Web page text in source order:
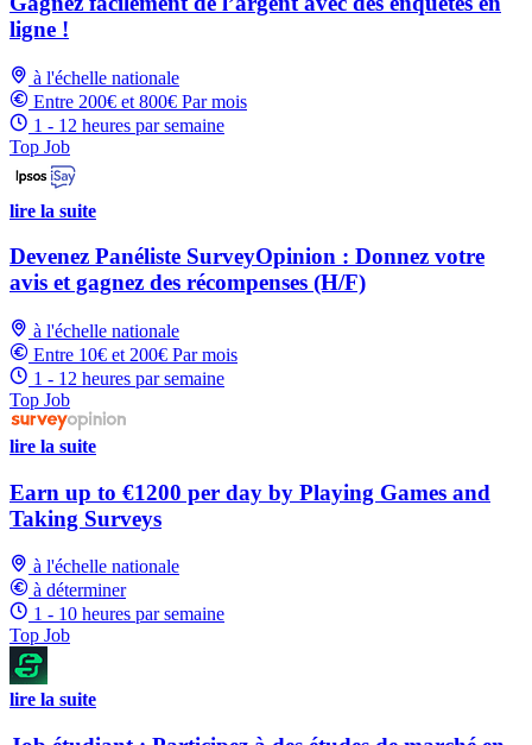
ligne !
à l'échelle nationale
Entre 200€ et 800€ Par mois
1 - 12 heures par semaine
Top Job
lire la suite
Devenez Panéliste SurveyOpinion : Donnez votre
avis et gagnez des récompenses (H/F)
à l'échelle nationale
Entre 10€ et 200€ Par mois
1 - 12 heures par semaine
Top Job
lire la suite
Earn up to €1200 per day by Playing Games and
Taking Surveys
à l'échelle nationale
à déterminer
1 - 10 heures par semaine
Top Job
lire la suite